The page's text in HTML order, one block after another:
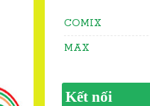
COMIX
MAX
Kết nối